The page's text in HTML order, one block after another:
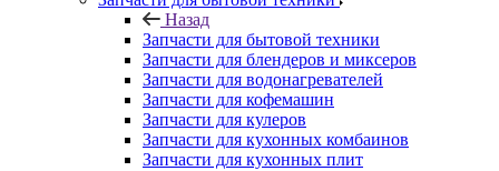
Запчасти для бытовой техники
Назад
Запчасти для бытовой техники
Запчасти для блендеров и миксеров
Запчасти для водонагревателей
Запчасти для кофемашин
Запчасти для кулеров
Запчасти для кухонных комбаинов